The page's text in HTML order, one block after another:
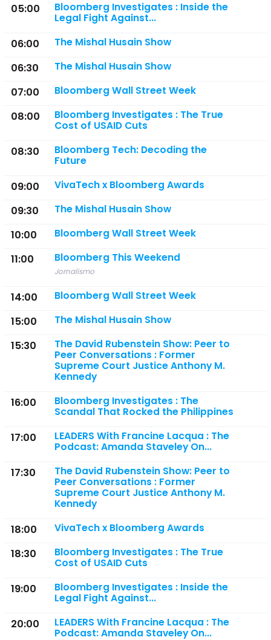
05:00
Bloomberg Investigates : Inside the
Legal Fight Against...
06:00 The Mishal Husain Show
06:30 The Mishal Husain Show
07:00 Bloomberg Wall Street Week
08:00
Bloomberg Investigates : The True
Cost of USAID Cuts
08:30
Bloomberg Tech: Decoding the
Future
09:00 VivaTech x Bloomberg Awards
09:30 The Mishal Husain Show
10:00 Bloomberg Wall Street Week
11:00 Bloomberg This Weekend
Jornalismo
14:00 Bloomberg Wall Street Week
15:00 The Mishal Husain Show
15:30
The David Rubenstein Show: Peer to
Peer Conversations : Former
Supreme Court Justice Anthony M.
Kennedy
16:00
Bloomberg Investigates : The
Scandal That Rocked the Philippines
17:00
LEADERS With Francine Lacqua : The
Podcast: Amanda Staveley On...
17:30
The David Rubenstein Show: Peer to
Peer Conversations : Former
Supreme Court Justice Anthony M.
Kennedy
18:00 VivaTech x Bloomberg Awards
18:30
Bloomberg Investigates : The True
Cost of USAID Cuts
19:00
Bloomberg Investigates : Inside the
Legal Fight Against...
20:00
LEADERS With Francine Lacqua : The
Podcast: Amanda Staveley On...